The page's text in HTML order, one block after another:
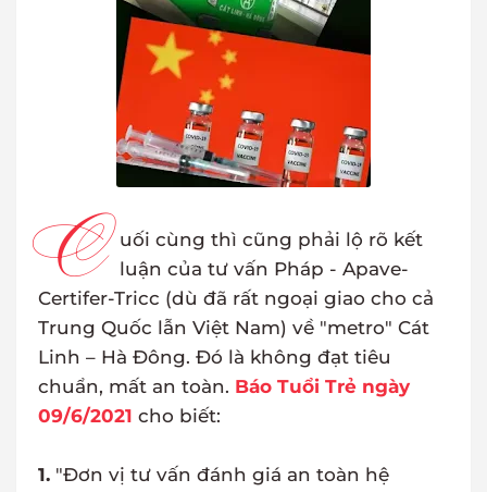
C uối cùng thì cũng phải lộ rõ kết
luận của tư vấn Pháp - Apave-
Certifer-Tricc (dù đã rất ngoại giao cho cả
Trung Quốc lẫn Việt Nam) về "metro" Cát
Linh – Hà Đông. Đó là không đạt tiêu
chuẩn, mất an toàn. Báo Tuổi Trẻ ngày
09/6/2021 cho biết:
1. "Đơn vị tư vấn đánh giá an toàn hệ